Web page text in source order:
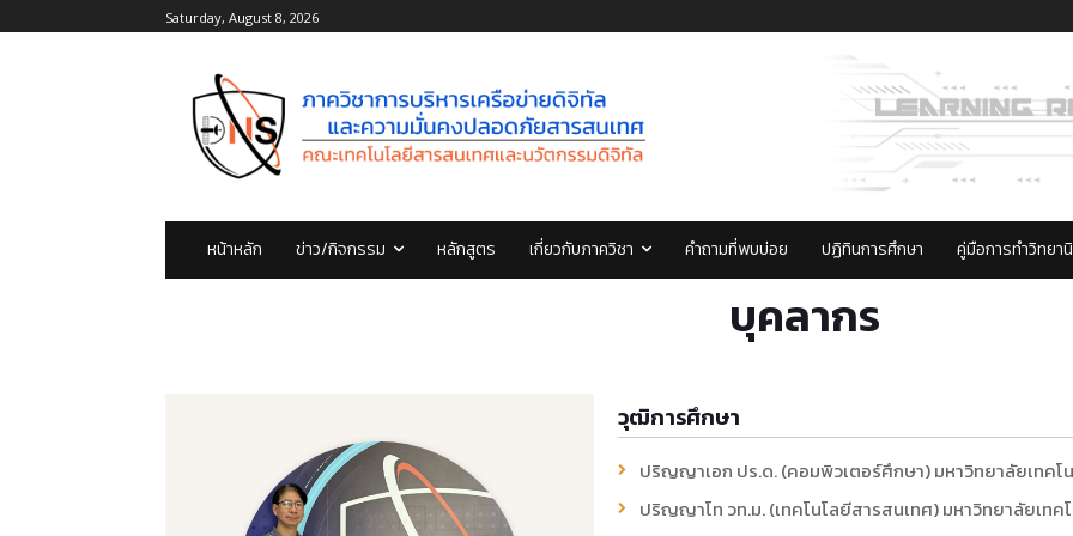
Saturday, August 8, 2026
หน้าหลัก ข่าว/กิจกรรม หลักสูตร เกี่ยวกับภาควิชา คำถามที่พบบ่อย ปฏิทินการศึกษา คู่มือการทำวิทยา
บุคลากร
วุฒิการศึกษา
ปริญญาเอก ปร.ด. (คอมพิวเตอร์ศึกษา) มหาวิทยาลัยเทคโ
ปริญญาโท วท.ม. (เทคโนโลยีสารสนเทศ) มหาวิทยาลัยเทค